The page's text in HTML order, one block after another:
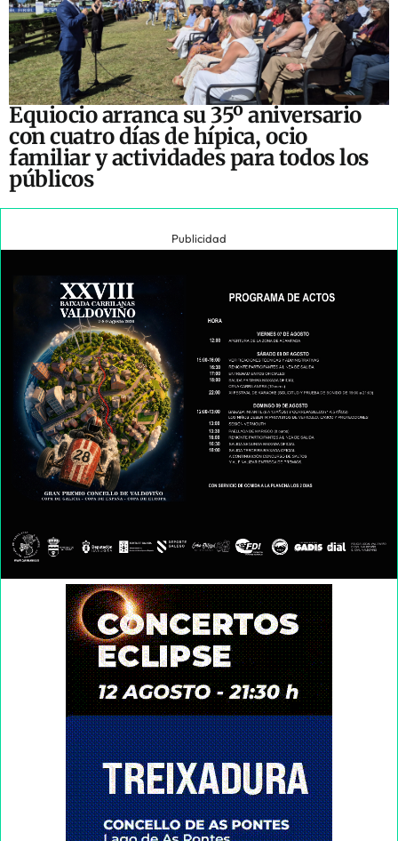
Equiocio arranca su 35º aniversario
con cuatro días de hípica, ocio
familiar y actividades para todos los
públicos
Publicidad